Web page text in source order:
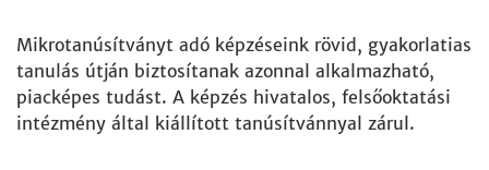
Mikrotanúsítványt adó képzéseink rövid, gyakorlatias
tanulás útján biztosítanak azonnal alkalmazható,
piacképes tudást. A képzés hivatalos, felsőoktatási
intézmény által kiállított tanúsítvánnyal zárul.